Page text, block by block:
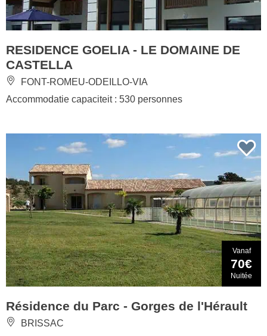
RESIDENCE GOELIA - LE DOMAINE DE
CASTELLA
FONT-ROMEU-ODEILLO-VIA
Accommodatie capaciteit : 530 personnes
Vanaf
70€
Nuitée
Résidence du Parc - Gorges de l'Hérault
BRISSAC